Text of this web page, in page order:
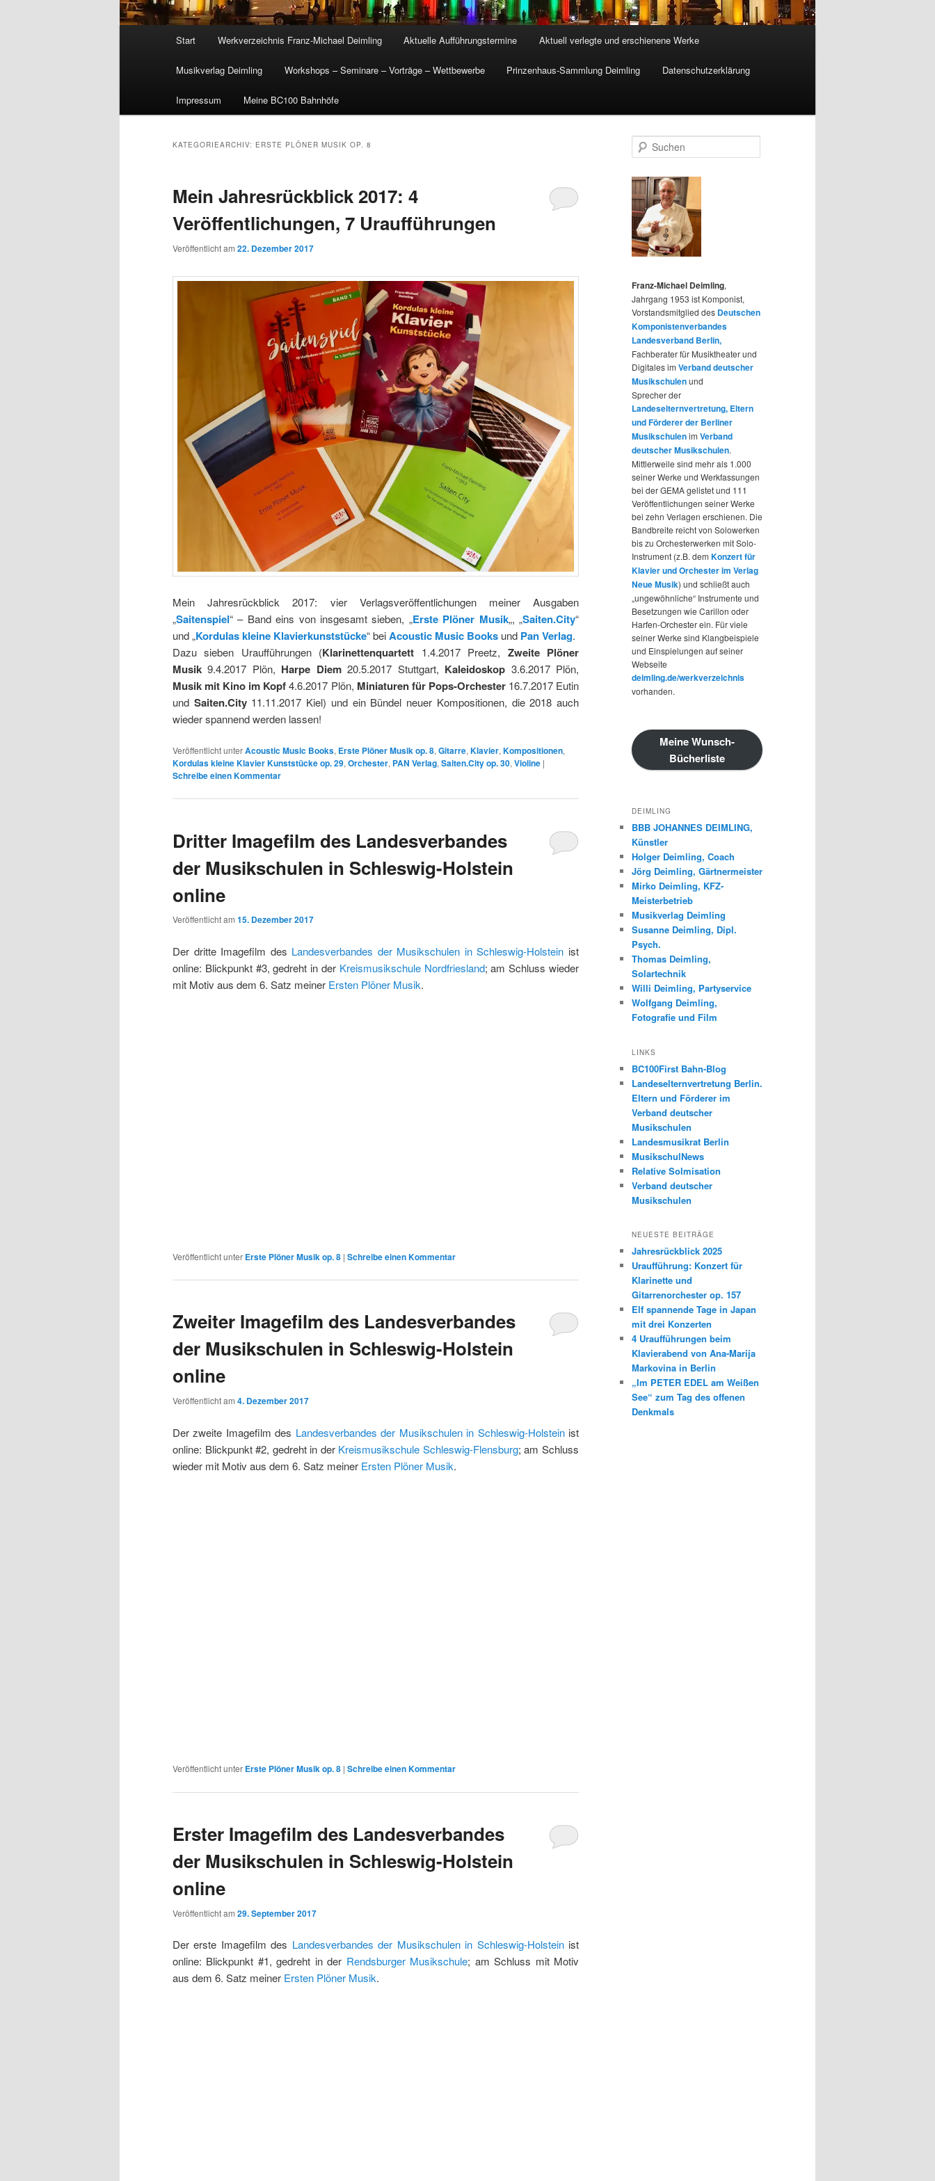
Start Werkverzeichnis Franz-Michael Deimling Aktuelle Aufführungstermine Aktuell verlegte und erschienene Werke
Musikverlag Deimling Workshops – Seminare – Vorträge – Wettbewerbe Prinzenhaus-Sammlung Deimling Datenschutzerklärung
Impressum Meine BC100 Bahnhöfe
KATEGORIEARCHIV: ERSTE PLÖNER MUSIK OP. 8
Mein Jahresrückblick 2017: 4
Veröffentlichungen, 7 Uraufführungen
Veröffentlicht am 22. Dezember 2017
Mein Jahresrückblick 2017: vier Verlagsveröffentlichungen meiner Ausgaben
„Saitenspiel“ – Band eins von insgesamt sieben, „Erste Plöner Musik„, „Saiten.City“
und „Kordulas kleine Klavierkunststücke“ beiAcoustic Music Books und Pan Verlag.
Dazu sieben Uraufführungen (Klarinettenquartett 1.4.2017 Preetz, Zweite Plöner
Musik 9.4.2017 Plön, Harpe Diem20.5.2017 Stuttgart, Kaleidoskop 3.6.2017 Plön,
Musik mit Kino im Kopf4.6.2017 Plön, Miniaturen für Pops-Orchester16.7.2017 Eutin
und Saiten.City11.11.2017 Kiel) und ein Bündel neuer Kompositionen, die 2018 auch
wieder spannend werden lassen!
Veröffentlicht unterAcoustic Music Books, Erste Plöner Musik op. 8, Gitarre, Klavier, Kompositionen,
Kordulas kleine Klavier Kunststücke op. 29, Orchester, PAN Verlag, Saiten.City op. 30, Violine |
Schreibe einen Kommentar
Dritter Imagefilm des Landesverbandes
der Musikschulen in Schleswig-Holstein
online
Veröffentlicht am 15. Dezember 2017
Der dritte Imagefilm des Landesverbandes der Musikschulen in Schleswig-Holstein ist
online: Blickpunkt #3, gedreht in der Kreismusikschule Nordfriesland; am Schluss wieder
mit Motiv aus dem 6. Satz meiner Ersten Plöner Musik.
Veröffentlicht unter Erste Plöner Musik op. 8 | Schreibe einen Kommentar
Zweiter Imagefilm des Landesverbandes
der Musikschulen in Schleswig-Holstein
online
Veröffentlicht am 4. Dezember 2017
Der zweite Imagefilm des Landesverbandes der Musikschulen in Schleswig-Holsteinist
online: Blickpunkt #2, gedreht in der Kreismusikschule Schleswig-Flensburg; am Schluss
wieder mit Motiv aus dem 6. Satz meiner Ersten Plöner Musik.
Veröffentlicht unter Erste Plöner Musik op. 8 | Schreibe einen Kommentar
Erster Imagefilm des Landesverbandes
der Musikschulen in Schleswig-Holstein
online
Veröffentlicht am 29. September 2017
Der erste Imagefilm des Landesverbandes der Musikschulen in Schleswig-Holsteinist
online: Blickpunkt #1, gedreht in der Rendsburger Musikschule; am Schluss mit Motiv
aus dem 6. Satz meiner Ersten Plöner Musik.
u
h
e
n
Franz-Michael Deimling,
Jahrgang 1953 ist Komponist,
Vorstandsmitglied des Deutschen
Komponistenverbandes
Landesverband Berlin,
Fachberater für Musiktheater und
Digitales im Verband deutscher
Musikschulenund
Sprecher der
Landeselternvertretung, Eltern
und Förderer der Berliner
Musikschulenim Verband
deutscher Musikschulen.
Mittlerweile sind mehr als 1.000
seiner Werke und Werkfassungen
bei der GEMA gelistet und 111
Veröffentlichungen seiner Werke
bei zehn Verlagen erschienen. Die
Bandbreite reicht von Solowerken
bis zu Orchesterwerken mit Solo-
Instrument (z.B. dem Konzert für
Klavier und Orchester im Verlag
Neue Musik) und schließt auch
„ungewöhnliche“ Instrumente und
Besetzungen wie Carillon oder
Harfen-Orchester ein. Für viele
seiner Werke sind Klangbeispiele
und Einspielungen auf seiner
Webseite
deimling.de/werkverzeichnis
vorhanden.
Meine Wunsch-
Bücherliste
DEIMLING
BBB JOHANNES DEIMLING,
Künstler
Holger Deimling, Coach
Jörg Deimling, Gärtnermeister
Mirko Deimling, KFZ-
Meisterbetrieb
Musikverlag Deimling
Susanne Deimling, Dipl.
Psych.
Thomas Deimling,
Solartechnik
Willi Deimling, Partyservice
Wolfgang Deimling,
Fotografie und Film
LINKS
BC100First Bahn-Blog
Landeselternvertretung Berlin.
Eltern und Förderer im
Verband deutscher
Musikschulen
Landesmusikrat Berlin
MusikschulNews
Relative Solmisation
Verband deutscher
Musikschulen
NEUESTE BEITRÄGE
Jahresrückblick 2025
Uraufführung: Konzert für
Klarinette und
Gitarrenorchester op. 157
Elf spannende Tage in Japan
mit drei Konzerten
4 Uraufführungen beim
Klavierabend von Ana-Marija
Markovina in Berlin
„Im PETER EDEL am Weißen
See“ zum Tag des offenen
Denkmals